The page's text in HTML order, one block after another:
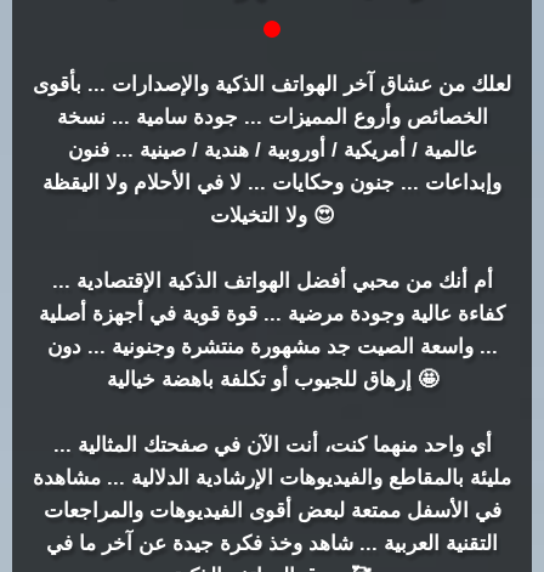
لعلك من عشاق آخر الهواتف الذكية والإصدارات ... بأقوى
الخصائص وأروع المميزات ... جودة سامية ... نسخة
عالمية / أمريكية / أوروبية / هندية / صينية ... فنون
وإبداعات ... جنون وحكايات ... لا في الأحلام ولا اليقظة
ولا التخيلات 😍
أم أنك من محبي أفضل الهواتف الذكية الإقتصادية ...
كفاءة عالية وجودة مرضية ... قوة قوية في أجهزة أصلية
... واسعة الصيت جد مشهورة منتشرة وجنونية ... دون
إرهاق للجيوب أو تكلفة باهضة خيالية 🤩
أي واحد منهما كنت، أنت الآن في صفحتك المثالية ...
مليئة بالمقاطع والفيديوهات الإرشادية الدلالية ... مشاهدة
في الأسفل ممتعة لبعض أقوى الفيديوهات والمراجعات
التقنية العربية ... شاهد وخذ فكرة جيدة عن آخر ما في